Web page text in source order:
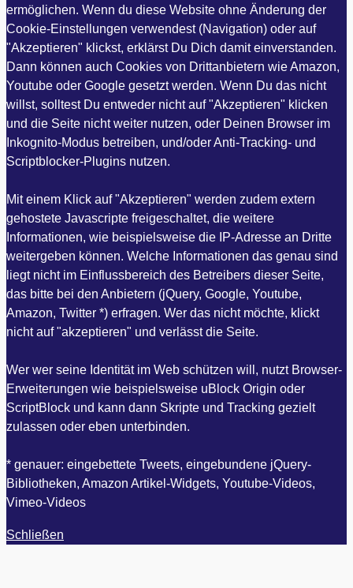
ermöglichen. Wenn du diese Website ohne Änderung der
Cookie-Einstellungen verwendest (Navigation) oder auf
"Akzeptieren" klickst, erklärst Du Dich damit einverstanden.
Dann können auch Cookies von Drittanbietern wie Amazon,
Youtube oder Google gesetzt werden. Wenn Du das nicht
willst, solltest Du entweder nicht auf "Akzeptieren" klicken
und die Seite nicht weiter nutzen, oder Deinen Browser im
Inkognito-Modus betreiben, und/oder Anti-Tracking- und
Scriptblocker-Plugins nutzen.
Mit einem Klick auf "Akzeptieren" werden zudem extern
gehostete Javascripte freigeschaltet, die weitere
Informationen, wie beispielsweise die IP-Adresse an Dritte
weitergeben können. Welche Informationen das genau sind
liegt nicht im Einflussbereich des Betreibers dieser Seite,
das bitte bei den Anbietern (jQuery, Google, Youtube,
Amazon, Twitter *) erfragen. Wer das nicht möchte, klickt
nicht auf "akzeptieren" und verlässt die Seite.
Wer wer seine Identität im Web schützen will, nutzt Browser-
Erweiterungen wie beispielsweise uBlock Origin oder
ScriptBlock und kann dann Skripte und Tracking gezielt
zulassen oder eben unterbinden.
* genauer: eingebettete Tweets, eingebundene jQuery-
Bibliotheken, Amazon Artikel-Widgets, Youtube-Videos,
Vimeo-Videos
Schließen